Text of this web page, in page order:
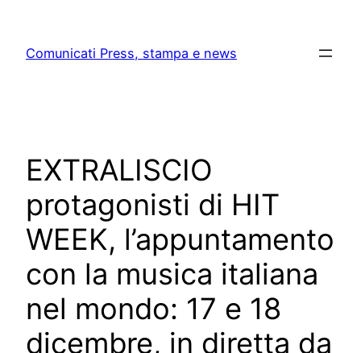
content
Comunicati Press, stampa e news
EXTRALISCIO
protagonisti di HIT
WEEK, l’appuntamento
con la musica italiana
nel mondo: 17 e 18
dicembre, in diretta da